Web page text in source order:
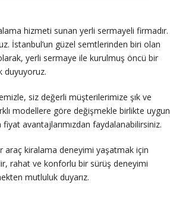
hizmeti sunan yerli sermayeli firmadır.
İstanbul’un güzel semtlerinden biri olan
yerli sermaye ile kurulmuş öncü bir
duyuyoruz.
siz değerli müşterilerimize şık ve
modellere göre değişmekle birlikte uygun
avantajlarımızdan faydalanabilirsiniz.
araç kiralama deneyimi yaşatmak için
rahat ve konforlu bir sürüş deneyimi
mutluluk duyarız.